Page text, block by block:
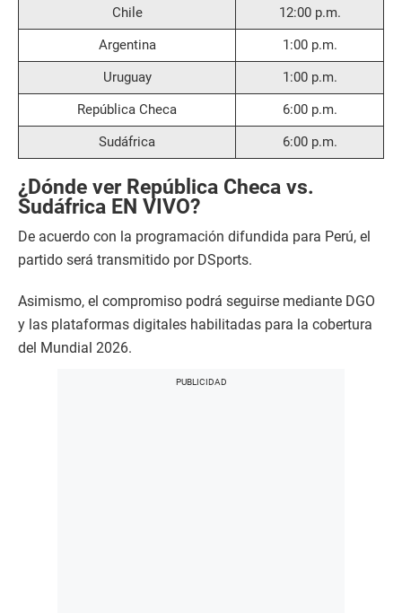
Chile
12:00 p.m.
Argentina
1:00 p.m.
Uruguay
1:00 p.m.
República Checa
6:00 p.m.
Sudáfrica
6:00 p.m.
¿Dónde ver República Checa vs.
Sudáfrica EN VIVO?
De acuerdo con la programación difundida para Perú, el
partido será transmitido por DSports.
Asimismo, el compromiso podrá seguirse mediante DGO
y las plataformas digitales habilitadas para la cobertura
del Mundial 2026.